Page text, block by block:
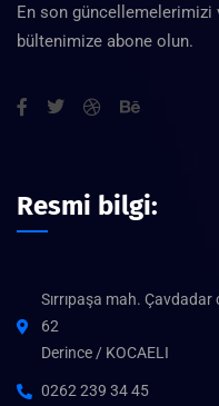
En son
bültenimize abone olun.
Resmi bilgi:
Sırrıpaşa mah. Çavdadar
62
Derince / KOCAELI
0262 239 34 45